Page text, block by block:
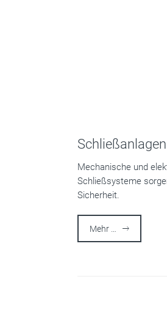
Schließanlagen
Mechanische und
Schließsysteme
Sicherheit.
Mehr …